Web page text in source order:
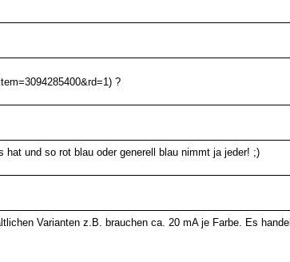
?
und so rot blau oder generell blau nimmt ja jeder! ;)
Varianten z.B. brauchen ca. 20 mA je Farbe. Es